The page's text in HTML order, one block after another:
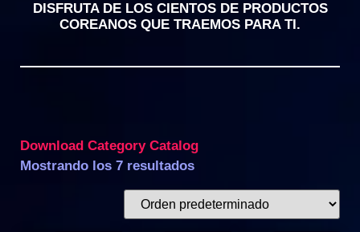
DISFRUTA DE LOS CIENTOS DE PRODUCTOS
COREANOS QUE TRAEMOS PARA TI.
Download Category Catalog
Mostrando los 7 resultados